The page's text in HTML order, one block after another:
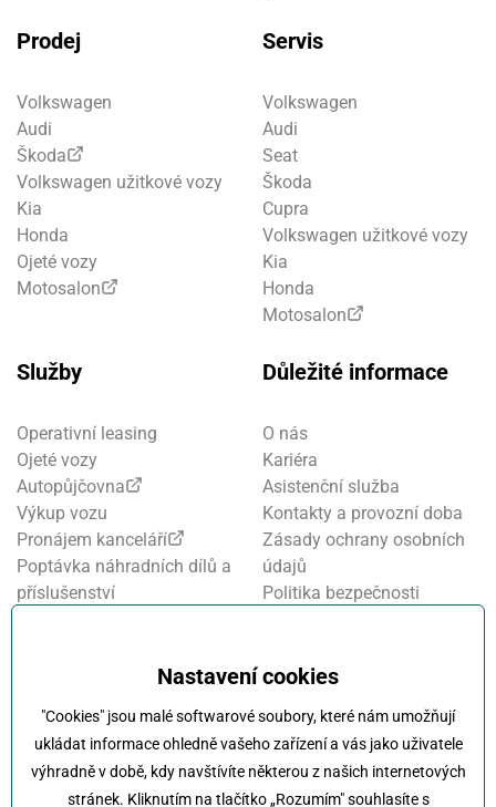
Nastavení cookies
"Cookies" jsou malé softwarové soubory, které nám umožňují
ukládat informace ohledně vašeho zařízení a vás jako uživatele
výhradně v době, kdy navštívíte některou z našich internetových
stránek. Kliknutím na tlačítko „Rozumím" souhlasíte s
Prodej
Volkswagen
Audi
Škoda
Volkswagen užitkové vozy
Kia
Honda
Ojeté vozy
Motosalon
Servis
Volkswagen
Audi
Seat
Škoda
Cupra
Volkswagen užitkové vozy
Kia
Honda
Motosalon
Služby
Operativní leasing
Ojeté vozy
Autopůjčovna
Výkup vozu
Pronájem kanceláří
Poptávka náhradních dílů a
příslušenství
Důležité informace
O nás
Kariéra
Asistenční služba
Kontakty a provozní doba
Zásady ochrany osobních
údajů
Politika bezpečnosti
Oznamovací systém
Kola Klokočka - ukončení
provozu